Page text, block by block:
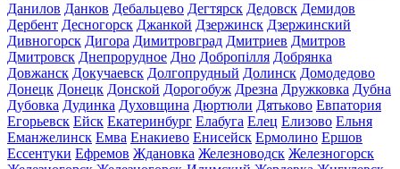
Данилов Данков Дебальцево Дегтярск Дедовск Демидов
Дербент Десногорск Джанкой Дзержинск Дзержинский
Дивногорск Дигора Димитровград Дмитриев Дмитров
Дмитровск Днепрорудное Дно Добропілля Добрянка
Довжанск Докучаевск Долгопрудный Долинск Домодедово
Донецк Донецк Донской Дорогобуж Дрезна Дружковка Дубна
Дубовка Дудинка Духовщина Дюртюли Дятьково Евпатория
Егорьевск Ейск Екатеринбург Елабуга Елец Елизово Ельня
Еманжелинск Емва Енакиево Енисейск Ермолино Ершов
Ессентуки Ефремов Ждановка Железноводск Железногорск